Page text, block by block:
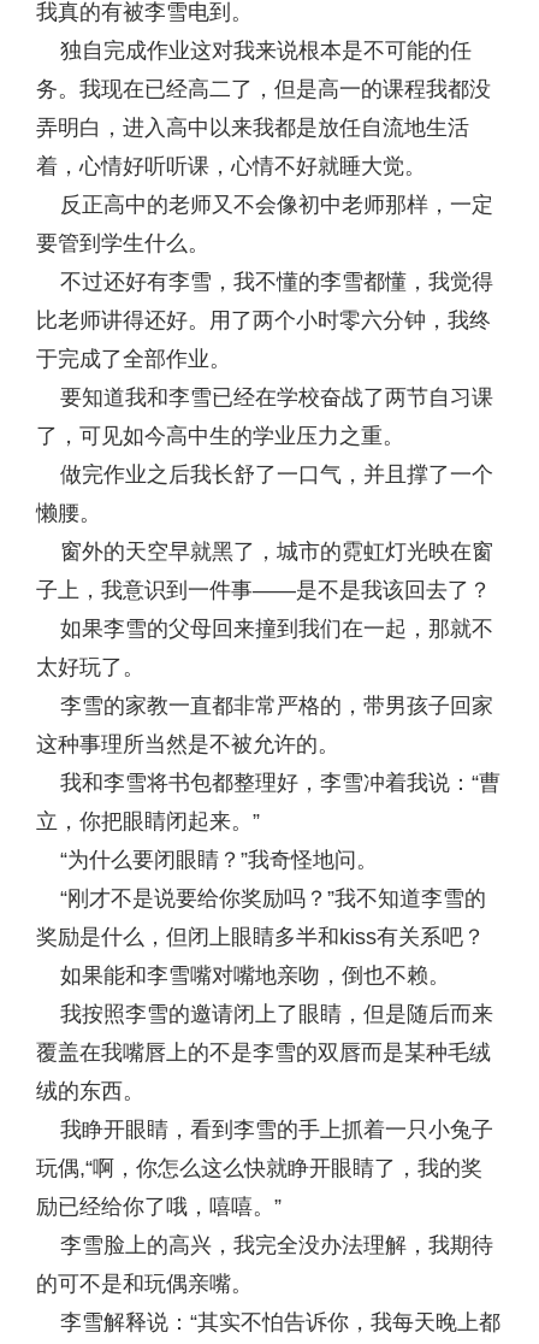
我真的有被李雪电到。
独自完成作业这对我来说根本是不可能的任
务。我现在已经高二了，但是高一的课程我都没
弄明白，进入高中以来我都是放任自流地生活
着，心情好听听课，心情不好就睡大觉。
反正高中的老师又不会像初中老师那样，一定
要管到学生什么。
不过还好有李雪，我不懂的李雪都懂，我觉得
比老师讲得还好。用了两个小时零六分钟，我终
于完成了全部作业。
要知道我和李雪已经在学校奋战了两节自习课
了，可见如今高中生的学业压力之重。
做完作业之后我长舒了一口气，并且撑了一个
懒腰。
窗外的天空早就黑了，城市的霓虹灯光映在窗
子上，我意识到一件事——是不是我该回去了？
如果李雪的父母回来撞到我们在一起，那就不
太好玩了。
李雪的家教一直都非常严格的，带男孩子回家
这种事理所当然是不被允许的。
我和李雪将书包都整理好，李雪冲着我说：“曹
立，你把眼睛闭起来。”
“为什么要闭眼睛？”我奇怪地问。
“刚才不是说要给你奖励吗？”我不知道李雪的
奖励是什么，但闭上眼睛多半和kiss有关系吧？
如果能和李雪嘴对嘴地亲吻，倒也不赖。
我按照李雪的邀请闭上了眼睛，但是随后而来
覆盖在我嘴唇上的不是李雪的双唇而是某种毛绒
绒的东西。
我睁开眼睛，看到李雪的手上抓着一只小兔子
玩偶,“啊，你怎么这么快就睁开眼睛了，我的奖
励已经给你了哦，嘻嘻。”
李雪脸上的高兴，我完全没办法理解，我期待
的可不是和玩偶亲嘴。
李雪解释说：“其实不怕告诉你，我每天晚上都